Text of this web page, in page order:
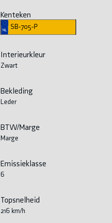
Kenteken
SB-705-P
Interieurkleur
Zwart
Bekleding
Leder
BTW/Marge
Marge
Emissieklasse
6
Topsnelheid
216 km/h